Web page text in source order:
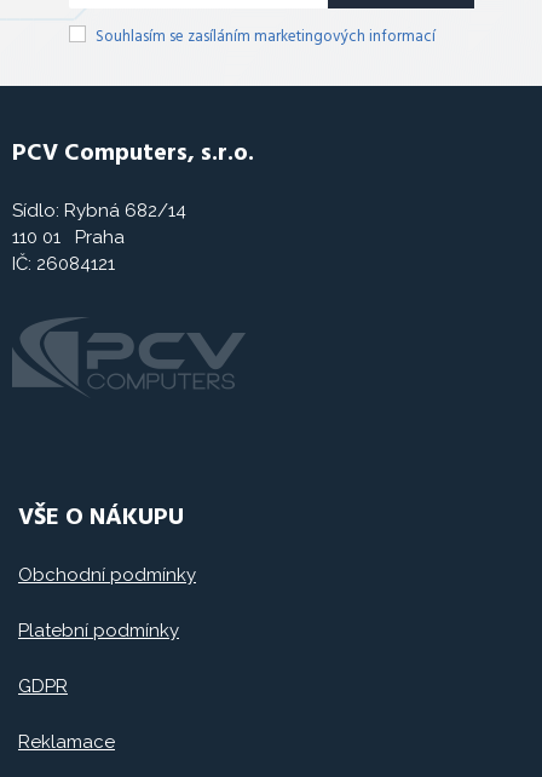
Souhlasím se zasíláním marketingových informací
PCV Computers, s.r.o.
Sídlo: Rybná 682/14
110 01 Praha
IČ: 26084121
VŠE O NÁKUPU
Obchodní podmínky
Platební podmínky
GDPR
Reklamace